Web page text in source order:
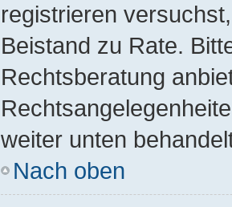
registrieren
Beistand zu Rate.
Rechtsberatung
weiter unten
Nach oben